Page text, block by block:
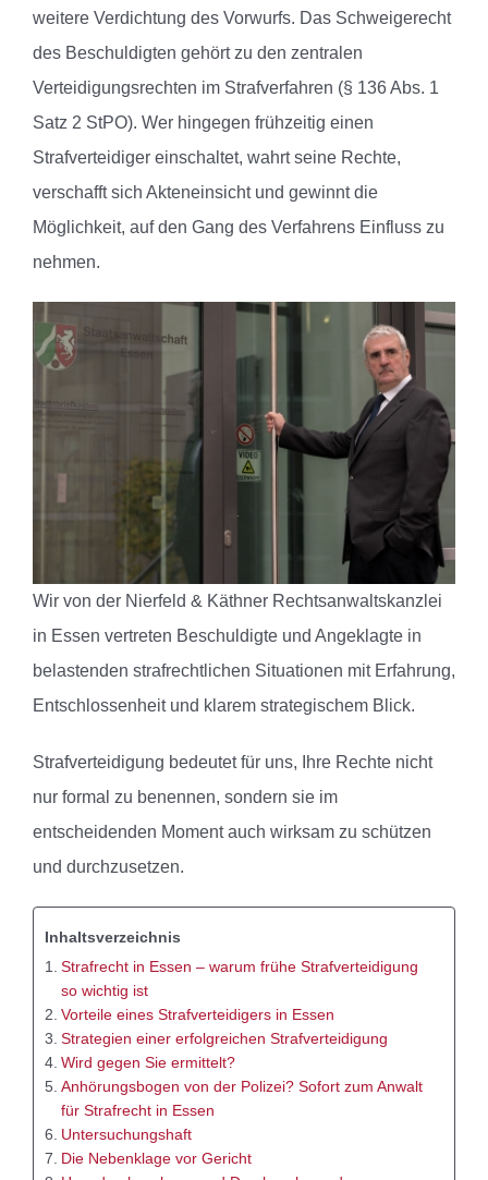
weitere Verdichtung des Vorwurfs. Das Schweigerecht
des Beschuldigten gehört zu den zentralen
Verteidigungsrechten im Strafverfahren (§ 136 Abs. 1
Satz 2 StPO). Wer hingegen frühzeitig einen
Strafverteidiger einschaltet, wahrt seine Rechte,
verschafft sich Akteneinsicht und gewinnt die
Möglichkeit, auf den Gang des Verfahrens Einfluss zu
nehmen.
Wir von der Nierfeld & Käthner Rechtsanwaltskanzlei
in Essen vertreten Beschuldigte und Angeklagte in
belastenden strafrechtlichen Situationen mit Erfahrung,
Entschlossenheit und klarem strategischem Blick.
Strafverteidigung bedeutet für uns, Ihre Rechte nicht
nur formal zu benennen, sondern sie im
entscheidenden Moment auch wirksam zu schützen
und durchzusetzen.
Inhaltsverzeichnis
Strafrecht in Essen – warum frühe Strafverteidigung
so wichtig ist
Vorteile eines Strafverteidigers in Essen
Strategien einer erfolgreichen Strafverteidigung
Wird gegen Sie ermittelt?
Anhörungsbogen von der Polizei? Sofort zum Anwalt
für Strafrecht in Essen
Untersuchungshaft
Die Nebenklage vor Gericht